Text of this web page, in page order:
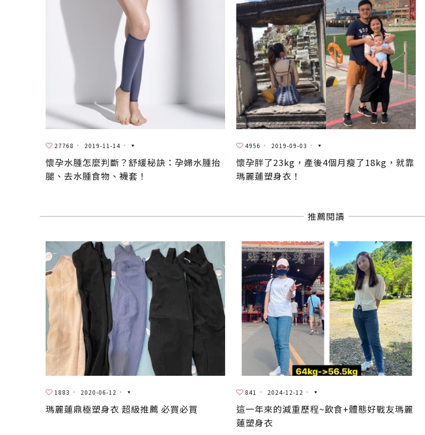
27768 2019-11-14
懷孕水腫怎麼判斷？舒緩秘訣：孕婦水腫抬
腿、去水腫食物、襪套！
4956 2019-09-03
懷孕胖了23kg，產後4個月瘦了18kg，就靠
瑪麗蓮塑身衣！
推薦閱讀
1883 2020-06-12
瑪麗蓮鼎極塑身衣 超級推薦 必買必買
841 2024-12-12
這一年來的減重歷程~飲食+體態好戰友瑪麗
蓮塑身衣